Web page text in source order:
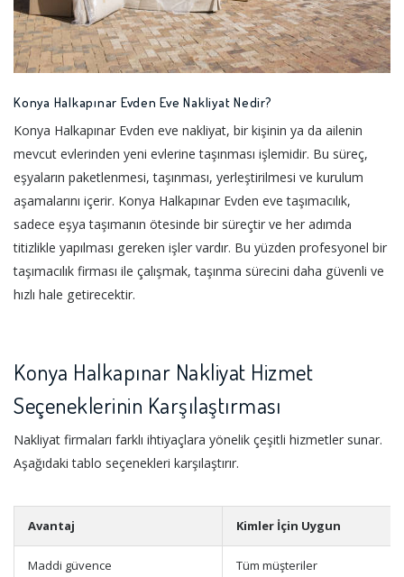
Konya Halkapınar Evden Eve Nakliyat Nedir?
Konya Halkapınar Evden eve nakliyat, bir kişinin ya da ailenin
mevcut evlerinden yeni evlerine taşınması işlemidir. Bu süreç,
eşyaların paketlenmesi, taşınması, yerleştirilmesi ve kurulum
aşamalarını içerir. Konya Halkapınar Evden eve taşımacılık,
sadece eşya taşımanın ötesinde bir süreçtir ve her adımda
titizlikle yapılması gereken işler vardır. Bu yüzden profesyonel bir
taşımacılık firması ile çalışmak, taşınma sürecini daha güvenli ve
hızlı hale getirecektir.
Konya Halkapınar Nakliyat Hizmet
Seçeneklerinin Karşılaştırması
Nakliyat firmaları farklı ihtiyaçlara yönelik çeşitli hizmetler sunar.
Aşağıdaki tablo seçenekleri karşılaştırır.
Avantaj Kimler İçin Uygun
Maddi güvence Tüm müşteriler